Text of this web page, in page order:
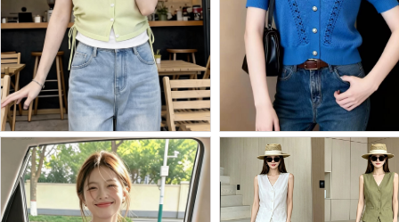
BY29930# 绿色假两件短...
Batch Price：￥40
BY29929# 超好看蓝色V...
Batch Price：￥43